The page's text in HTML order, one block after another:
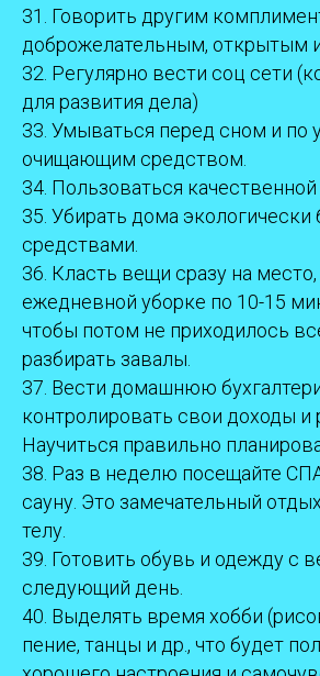
31. Говорить другим
доброжелательным, открытым
32. Регулярно вести соц сети
для развития дела)
33. Умываться перед сном и по
очищающим средством.
34. Пользоваться
35. Убирать дома
средствами.
36. Класть вещи сразу на
ежедневной уборке по 10-15
чтобы потом не приходилось
разбирать завалы.
37. Вести домашнюю
контролировать свои доходы и
Научиться правильно
38. Раз в неделю посещайте
сауну. Это замечательный
телу.
39. Готовить обувь и одежду с
следующий день.
40. Выделять время хобби
пение, танцы и др., что будет